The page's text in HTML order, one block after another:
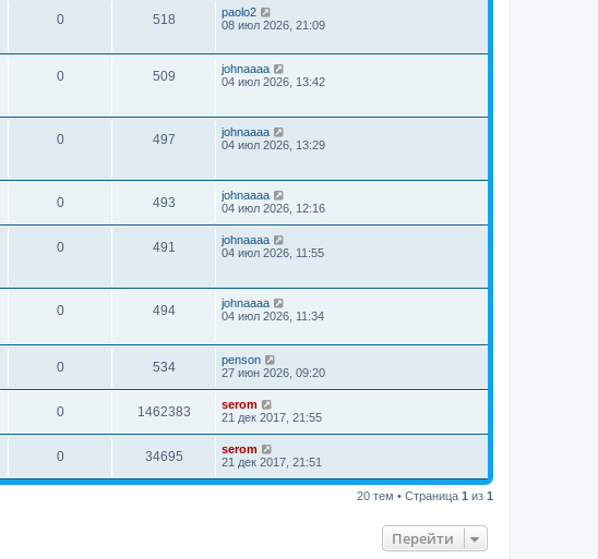
0 518
paolo2
08 июл 2026, 21:09
0 509
johnaaaa
04 июл 2026, 13:42
0 497
johnaaaa
04 июл 2026, 13:29
0 493
johnaaaa
04 июл 2026, 12:16
0 491
johnaaaa
04 июл 2026, 11:55
0 494
johnaaaa
04 июл 2026, 11:34
0 534
penson
27 июн 2026, 09:20
0 1462383
serom
21 дек 2017, 21:55
0 34695
serom
21 дек 2017, 21:51
20 тем • Страница 1 из 1
Перейти